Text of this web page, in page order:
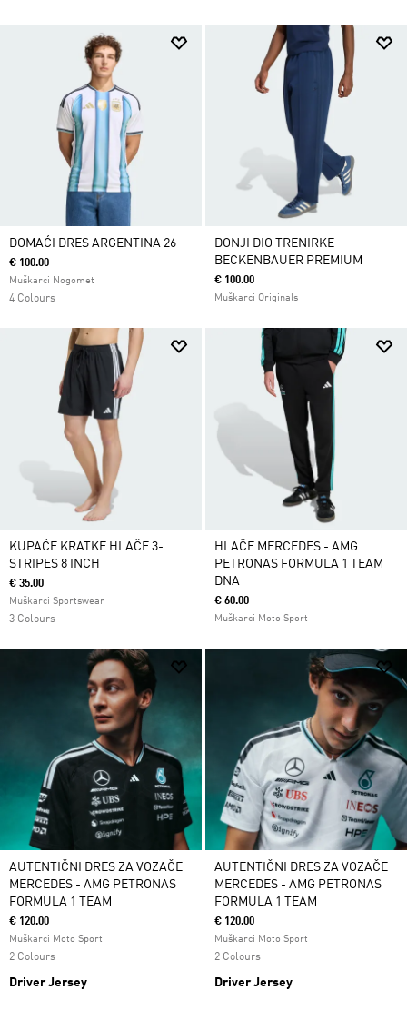
DOMAĆI DRES ARGENTINA 26
€ 100.00
Muškarci Nogomet
4 Colours
DONJI DIO TRENIRKE
BECKENBAUER PREMIUM
€ 100.00
Muškarci Originals
KUPAĆE KRATKE HLAČE 3-
STRIPES 8 INCH
€ 35.00
Muškarci Sportswear
3 Colours
HLAČE MERCEDES - AMG
PETRONAS FORMULA 1 TEAM
DNA
€ 60.00
Muškarci Moto Sport
AUTENTIČNI DRES ZA VOZAČE
MERCEDES - AMG PETRONAS
FORMULA 1 TEAM
€ 120.00
Muškarci Moto Sport
2 Colours
Driver Jersey
AUTENTIČNI DRES ZA VOZAČE
MERCEDES - AMG PETRONAS
FORMULA 1 TEAM
€ 120.00
Muškarci Moto Sport
2 Colours
Driver Jersey